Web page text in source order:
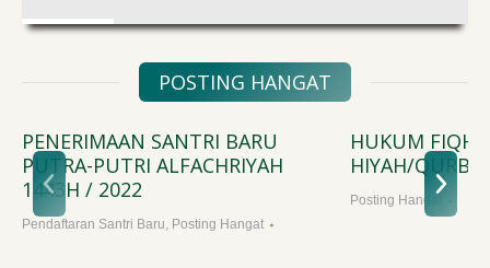
POSTING HANGAT
PENERIMAAN SANTRI BARU
PUTRA-PUTRI ALFACHRIYAH
1443H / 2022
Pendaftaran Santri Baru, Posting Hangat
HUKUM FIQH
HIYAH/
Posting Hangat